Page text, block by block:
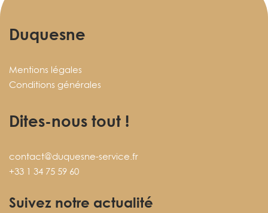
Duquesne
Mentions légales
Conditions générales
Dites-nous tout !
contact@duquesne-service.fr
+33 1 34 75 59 60
Suivez notre actualité